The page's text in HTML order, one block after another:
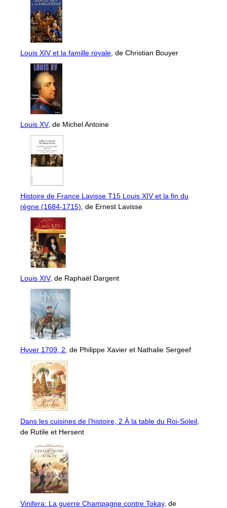
Louis XIV et la famille royale , de Christian Bouyer
Louis XV, de Michel Antoine
Histoire de France Lavisse T15 Louis XIV et la fin du
règne (1684-1715) , de Ernest Lavisse
Louis XIV, de Raphaël Dargent
Hyver 1709, 2 , de Philippe Xavier et Nathalie Sergeef
Dans les cuisines de l’histoire, 2 À la table du Roi-Soleil
de Rutile et Hersent
Vinifera: La guerre Champagne contre Tokay, de